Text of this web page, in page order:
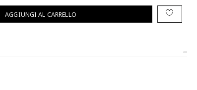
AGGIUNGI AL CARRELLO